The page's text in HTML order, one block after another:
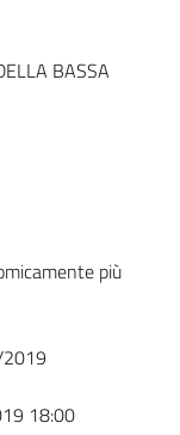
BASSA
più
18:00